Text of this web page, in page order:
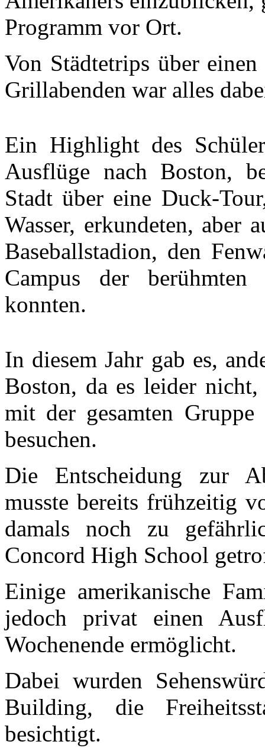
Programm vor Ort.
Von Städtetrips über
Grillabenden war alles
Ein Highlight des
Ausflüge nach Boston,
Stadt über eine Duck-
Wasser, erkundeten, aber
Baseballstadion, den
Campus der berühmten
konnten.
In diesem Jahr gab es,
Boston, da es leider
mit der gesamten
besuchen.
Die Entscheidung zur
musste bereits frühzeitig
damals noch zu
Concord High School
Einige amerikanische
jedoch privat einen
Wochenende ermöglicht.
Dabei wurden
Building, die
besichtigt.